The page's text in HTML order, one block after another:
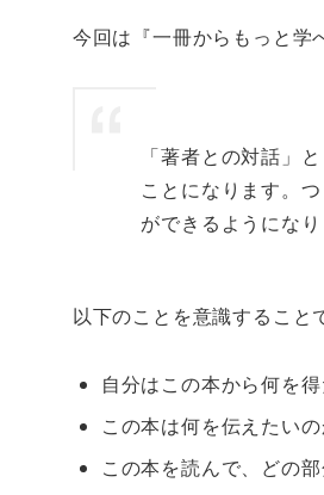
今回は『一冊からもっと学
「著者との対話」
ことになります。
ができるようになり
以下のことを意識すること
自分はこの本から何を得
この本は何を伝えたいの
この本を読んで、どの